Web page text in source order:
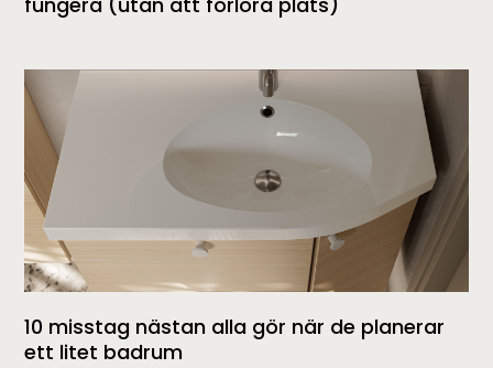
10 misstag nästan alla gör när de planerar
ett litet badrum